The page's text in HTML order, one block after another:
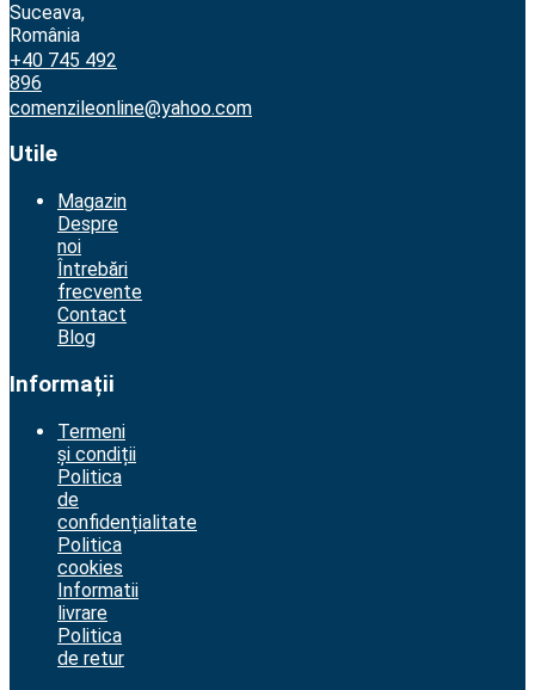
Suceava,
România
+40 745 492
896
comenzileonline@yahoo.com
Utile
Magazin
Despre
noi
Întrebări
frecvente
Contact
Blog
Informații
Termeni
și condiții
Politica
de
confidențialitate
Politica
cookies
Informatii
livrare
Politica
de retur